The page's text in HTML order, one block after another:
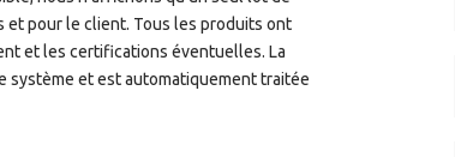
et pour le client. Tous les produits ont
et les certifications éventuelles. La
système et est automatiquement traitée